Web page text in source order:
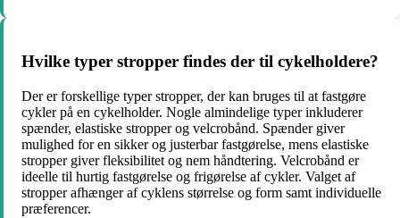
Hvilke typer stropper findes der til cykelholdere?
Der er forskellige typer stropper, der kan bruges til at fastgøre
cykler på en cykelholder. Nogle almindelige typer inkluderer
spænder, elastiske stropper og velcrobånd. Spænder giver
mulighed for en sikker og justerbar fastgørelse, mens elastiske
stropper giver fleksibilitet og nem håndtering. Velcrobånd er
ideelle til hurtig fastgørelse og frigørelse af cykler. Valget af
stropper afhænger af cyklens størrelse og form samt individuelle
præferencer.